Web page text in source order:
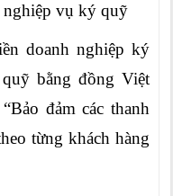
nghiệp vụ ký quỹ
doanh nghiệp ký
bằng đồng Việt
đảm các thanh
từng khách hàng